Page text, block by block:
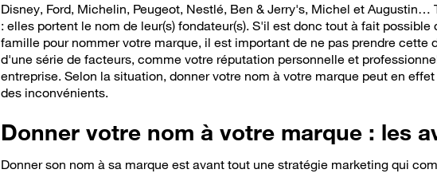
Disney, Ford, Michelin, Peugeot, Nestlé, Ben & Jerry's, Michel et
: elles portent le nom de leur(s) fondateur(s). S'il est donc tout à fait
famille pour nommer votre marque, il est important de ne pas prendre cette
d'une série de facteurs, comme votre réputation personnelle et
entreprise. Selon la situation, donner votre nom à votre marque peut en
des inconvénients.
Donner votre nom à votre marque : les
Donner son nom à sa marque est avant tout une stratégie marketing qui